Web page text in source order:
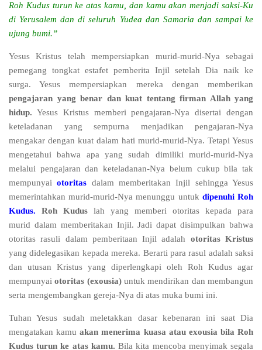
Roh Kudus turun ke atas kamu, dan kamu akan menjadi saksi-Ku
di Yerusalem dan di seluruh Yudea dan Samaria dan sampai ke
ujung bumi.”
Yesus Kristus telah mempersiapkan murid-murid-Nya sebagai
pemegang tongkat estafet pemberita Injil setelah Dia naik ke
surga. Yesus mempersiapkan mereka dengan memberikan
pengajaran yang benar dan kuat tentang firman Allah yang
hidup. Yesus Kristus memberi pengajaran-Nya disertai dengan
keteladanan yang sempurna menjadikan pengajaran-Nya
mengakar dengan kuat dalam hati murid-murid-Nya. Tetapi Yesus
mengetahui bahwa apa yang sudah dimiliki murid-murid-Nya
melalui pengajaran dan keteladanan-Nya belum cukup bila tak
mempunyaiotoritas dalam memberitakan Injil sehingga Yesus
memerintahkan murid-murid-Nya menunggu untuk dipenuhi Roh
Kudus.
Roh Kudus lah yang memberi otoritas kepada para
murid dalam memberitakan Injil. Jadi dapat disimpulkan bahwa
otoritas rasuli dalam pemberitaan Injil adalah otoritas Kristus
yang didelegasikan kepada mereka. Berarti para rasul adalah saksi
dan utusan Kristus yang diperlengkapi oleh Roh Kudus agar
mempunyaiotoritas (exousia)untuk mendirikan dan membangun
serta mengembangkan gereja-Nya di atas muka bumi ini.
Tuhan Yesus sudah meletakkan dasar kebenaran ini saat Dia
mengatakan kamuakan menerima kuasa atau exousia bila Roh
Kudus turun ke atas kamu. Bila kita mencoba menyimak segala